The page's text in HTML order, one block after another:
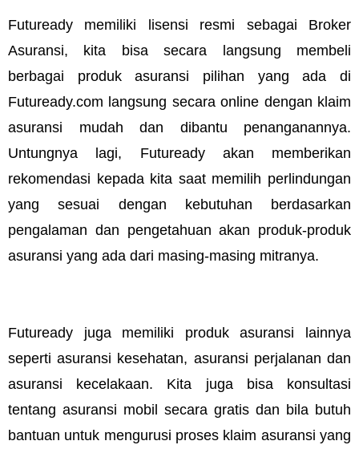
Futuready memiliki lisensi resmi sebagai Broker
Asuransi, kita bisa secara langsung membeli
berbagai produk asuransi pilihan yang ada di
Futuready.com langsung secara online dengan klaim
asuransi mudah dan dibantu penanganannya.
Untungnya lagi, Futuready akan memberikan
rekomendasi kepada kita saat memilih perlindungan
yang sesuai dengan kebutuhan berdasarkan
pengalaman dan pengetahuan akan produk-produk
asuransi yang ada dari masing-masing mitranya.
Futuready juga memiliki produk asuransi lainnya
seperti asuransi kesehatan, asuransi perjalanan dan
asuransi kecelakaan. Kita juga bisa konsultasi
tentang asuransi mobil secara gratis dan bila butuh
bantuan untuk mengurusi proses klaim asuransi yang